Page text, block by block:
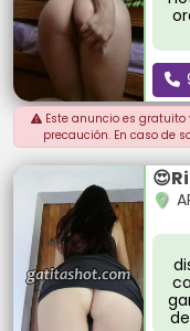
Este anuncio es gratuito
precaución. En caso de